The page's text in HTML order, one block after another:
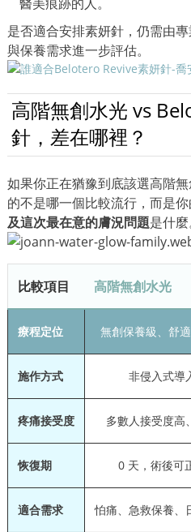
是否適合安排素妍針，仍需由
與保養需求進一步評估。
高階無創水光 vs
針，差在哪裡？
如果你正在猶豫到底該選高階
的不是哪一個比較流行，而是你
及這次最在意的膚況問題是什麼
比較項目 高階無創水光
療程定位 無創保養級、舒
施作方式 非侵入式導
疼痛接受度 多數人接受度高
恢復期 0 天，術後可
適合需求 怕痛、急救保養、